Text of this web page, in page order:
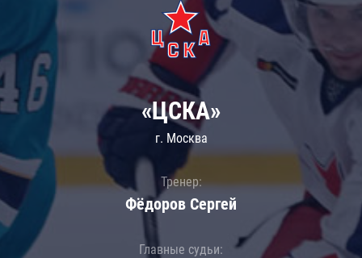
«ЦСКА»
г. Москва
Тренер:
Фёдоров Сергей
Главные судьи: